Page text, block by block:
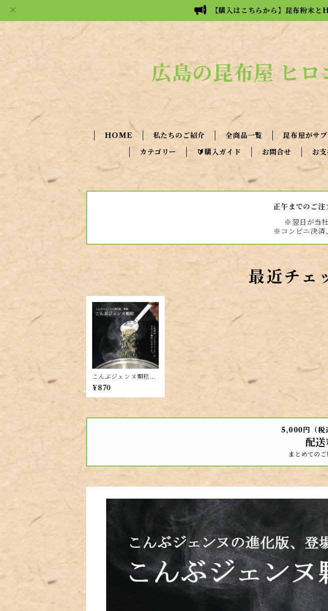
【購入はこちらから】昆布粉末
広島の昆布屋 ヒロ
HOME 私たちのご紹介 全商品一覧 昆布屋がサ
カテゴリー
🔰購入ガイド お問合せ お
正午までのご注
※翌日が当
※コンビニ決済
最近チェ
こんぶジェンヌ顆粒35
g【顆粒を入れるだけ
で昆布本来の味が楽し
める！出し昆布代わり
¥870
5,000円（税
配送
まとめての